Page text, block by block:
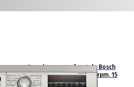
Lavadora carga frontal - Bosch
WUU28T8XES, 8 kg, 1.400 rpm, 15
programas, Inox